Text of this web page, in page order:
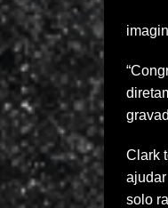
Clark
solo